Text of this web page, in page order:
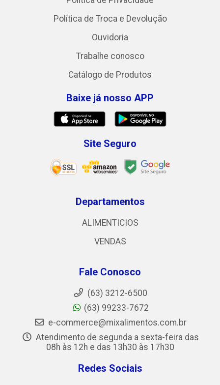
Política de Troca e Devolução
Ouvidoria
Trabalhe conosco
Catálogo de Produtos
Baixe já nosso APP
Site Seguro
Departamentos
ALIMENTICIOS
VENDAS
Fale Conosco
(63) 3212-6500
(63) 99233-7672
e-commerce@mixalimentos.com.br
Atendimento de segunda a sexta-feira das
08h às 12h e das 13h30 às 17h30
Redes Sociais